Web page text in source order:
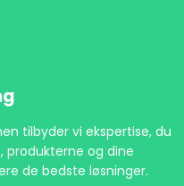
tilbyder vi ekspertise, du
produkterne og dine
de bedste løsninger.